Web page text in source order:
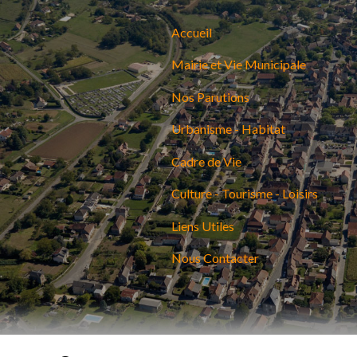
Accueil
Mairie et Vie Municipale
Nos Parutions
Urbanisme - Habitat
Cadre de Vie
Culture - Tourisme - Loisirs
Liens Utiles
Nous Contacter